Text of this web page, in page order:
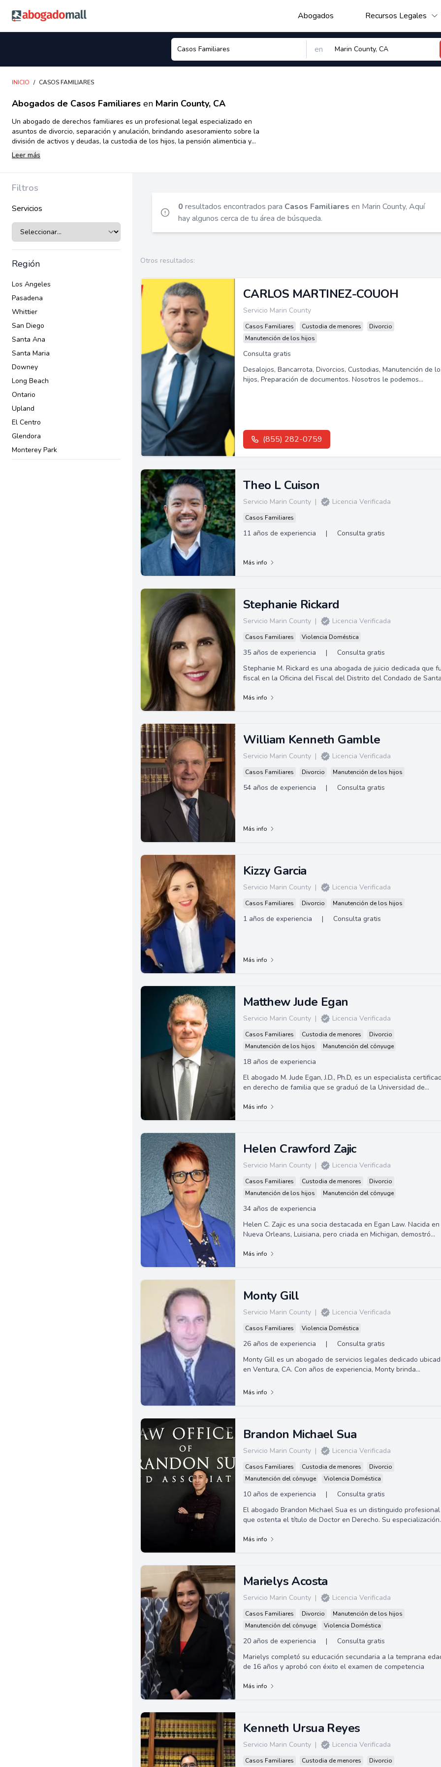
Abogadomall Abogados Recursos Legales
en
INICIO / CASOS FAMILIARES
Abogados de Casos Familiares en Marin County, CA
Un abogado de derechos familiares es un profesional legal especializado en
asuntos de divorcio, separación y anulación, brindando asesoramiento sobre la
división de activos y deudas, la custodia de los hijos, la pensión alimenticia y
otros aspectos legales relacionados con la disolución del matrimonio. Su función
principal es proporcionar asesoramiento y representación legal en una amplia
gama de asuntos familiares, y su objetivo es garantizar que los derechos legales
abogados pueden asistir en la elaboración de acuerdos prenupciales para
ayudar en asuntos de adopción, paternidad y gestación subrogada, brindando
orientación legal a las familias que buscan expandir o consolidar sus lazos
familiares de manera legal y segura.
Leer más
Filtros
Servicios
Región
Los Angeles
Pasadena
Whittier
San Diego
Santa Ana
Santa Maria
Downey
Long Beach
Ontario
Upland
El Centro
Glendora
Monterey Park
0 resultados encontrados para Casos Familiares en Marin County, Aquí
hay algunos cerca de tu área de búsqueda.
Otros resultados:
CARLOS MARTINEZ-COUOH
Servicio Marin County
Casos Familiares Custodia de menores
Divorcio
Manutención de los hijos
Consulta gratis
Desalojos, Bancarrota, Divorcios, Custodias, Manutención de
hijos, Preparación de documentos. Nosotros le podemos
(855) 282-0759
Theo L Cuison
Servicio Marin County | Licencia Verificada
Casos Familiares
11 años de experiencia | Consulta gratis
Más info
Stephanie Rickard
Servicio Marin County | Licencia Verificada
Casos Familiares Violencia Doméstica
35 años de experiencia |
Consulta gratis
Stephanie M. Rickard es una abogada de juicio dedicada que
fiscal en la Oficina del Fiscal del Distrito del Condado de
Más info
William Kenneth Gamble
Servicio Marin County | Licencia Verificada
Casos Familiares Divorcio Manutención de los hijos
54 años de experiencia | Consulta gratis
Más info
Kizzy Garcia
Servicio Marin County | Licencia Verificada
Casos Familiares Divorcio Manutención de los hijos
1 años de experiencia | Consulta gratis
Más info
Matthew Jude Egan
Servicio Marin County | Licencia Verificada
Casos Familiares Custodia de menores
Divorcio
Manutención de los hijos
Manutención del cónyuge
18 años de experiencia
El abogado M. Jude Egan, J.D., Ph.D, es un especialista
en derecho de familia que se graduó de la Universidad de
Más info
Helen Crawford Zajic
Servicio Marin County | Licencia Verificada
Casos Familiares Custodia de menores
Divorcio
Manutención de los hijos
Manutención del cónyuge
34 años de experiencia
Helen C. Zajic es una socia destacada en Egan Law. Nacida en
Nueva Orleans, Luisiana, pero criada en Michigan, demostró
Más info
Monty Gill
Servicio Marin County | Licencia Verificada
Casos Familiares Violencia Doméstica
26 años de experiencia |
Consulta gratis
Monty Gill es un abogado de servicios legales dedicado
en Ventura, CA. Con años de experiencia, Monty brinda
Más info
Brandon Michael Sua
Servicio Marin County | Licencia Verificada
Casos Familiares Custodia de menores
Divorcio
Manutención del cónyuge
Violencia Doméstica
10 años de experiencia |
Consulta gratis
El abogado Brandon Michael Sua es un distinguido profesional
que ostenta el título de Doctor en Derecho. Su especialización
Más info
Marielys Acosta
Servicio Marin County | Licencia Verificada
Casos Familiares Divorcio
Manutención de los hijos
Manutención del cónyuge
Violencia Doméstica
20 años de experiencia |
Consulta gratis
Marielys completó su educación secundaria a la temprana
de 16 años y aprobó con éxito el examen de competencia
Más info
Kenneth Ursua Reyes
Servicio Marin County | Licencia Verificada
Casos Familiares Custodia de menores Divorcio